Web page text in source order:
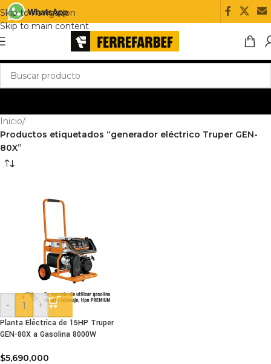
Skip to navigation
Skip to main content
Inicio/
Productos etiquetados “generador eléctrico Truper GEN-
80X”
-
+
Planta Eléctrica de 15HP Truper
GEN-80X a Gasolina 8000W
$5,690,000